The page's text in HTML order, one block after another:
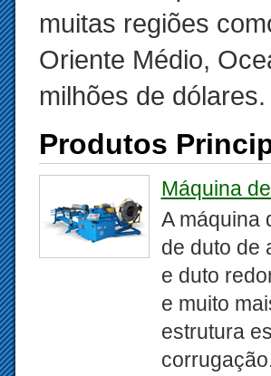
muitas regiões
Oriente Médio,
milhões de dólares.
Produtos
Máquina
A máquina
de duto de
e duto
e muito
estrutura